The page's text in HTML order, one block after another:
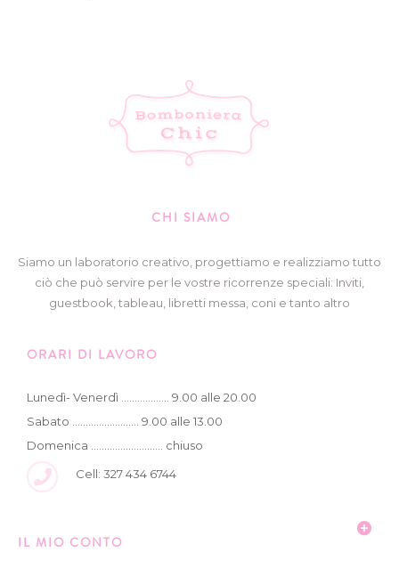
CHI SIAMO
Siamo un laboratorio creativo, progettiamo e realizziamo tutto
ciò che può servire per le vostre ricorrenze speciali: Inviti,
guestbook, tableau, libretti messa, coni e tanto altro
ORARI DI LAVORO
Lunedì- Venerdì .................. 9.00 alle 20.00
Sabato ......................... 9.00 alle 13.00
Domenica ........................... chiuso
Cell: 327 434 6744
IL MIO CONTO